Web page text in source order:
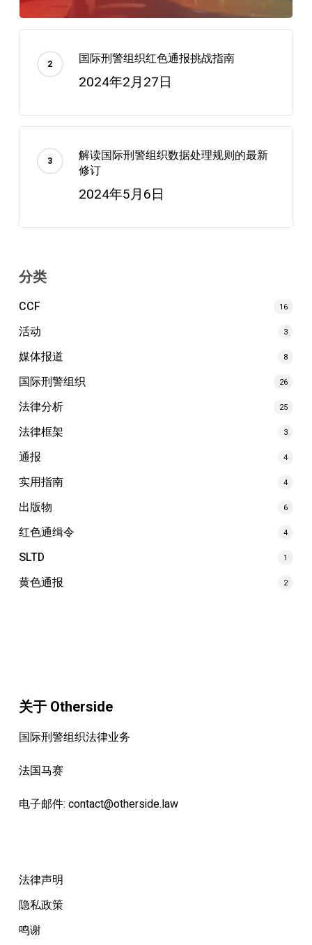
国际刑警组织红色通报挑战指南
2024年2月27日
解读国际刑警组织数据处理规则的最新
修订
2024年5月6日
分类
CCF
16
活动 3
媒体报道 8
国际刑警组织 26
法律分析 25
法律框架 3
通报 4
实用指南 4
出版物 6
红色通缉令 4
SLTD 1
黄色通报 2
关于 Otherside
国际刑警组织法律业务
法国马赛
电子邮件: contact@otherside.law
法律声明
隐私政策
鸣谢